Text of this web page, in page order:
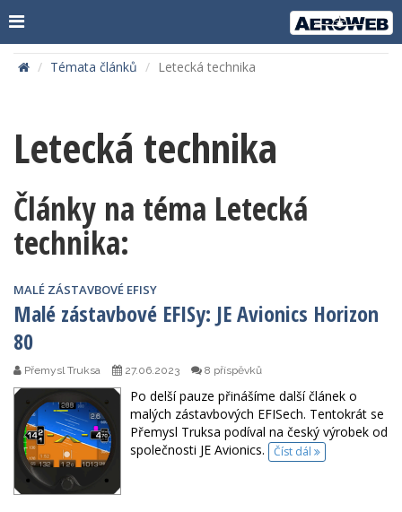
Témata článků Letecká technika
Letecká technika
Články na téma Letecká
technika:
MALÉ ZÁSTAVBOVÉ EFISY
Malé zástavbové EFISy: JE Avionics Horizon
80
Přemysl Truksa 27.06.2023 8 příspěvků
Po delší pauze přinášíme další článek o
malých zástavbových EFISech. Tentokrát se
Přemysl Truksa podíval na český výrobek od
společnosti JE Avionics.
Číst dál